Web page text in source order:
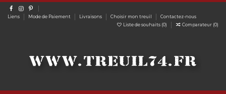
Liens Mode de Paiement Livraisons Choisir mon treuil
Contactez-nous
Liste de souhaits (0) Comparateur (0)